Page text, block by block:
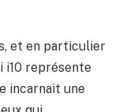
et en particulier
i10 représente
incarnait une